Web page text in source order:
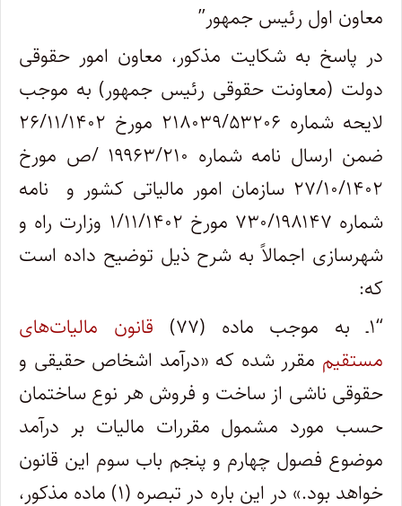
معاون اول رئیس جمهور”
در پاسخ به شکایت مذکور، معاون امور حقوقی
دولت (معاونت حقوقی رئیس جمهور) به موجب
لایحه شماره ۲۱۸۰۳۹/۵۳۲۰۶ مورخ ۲۶/۱۱/۱۴۰۲
ضمن ارسال نامه شماره ۱۹۹۶۳/۲۱۰ /ص مورخ
۲۷/۱۰/۱۴۰۲ سازمان امور مالیاتی کشور و نامه
شماره ۷۳۰/۱۹۸۱۴۷ مورخ ۱/۱۱/۱۴۰۲ وزارت راه و
شهرسازی اجمالاً به شرح ذیل توضیح داده است
که:
“۱ـ به موجب ماده (۷۷)
قانون مالیات‌های
مستقیم مقرر شده که «درآمد اشخاص حقیقی و
حقوقی ناشی از ساخت و فروش هر نوع ساختمان
حسب مورد مشمول مقررات مالیات بر درآمد
موضوع فصول چهارم و پنجم باب سوم این قانون
خواهد بود.» در این باره در تبصره (۱) ماده مذکور،